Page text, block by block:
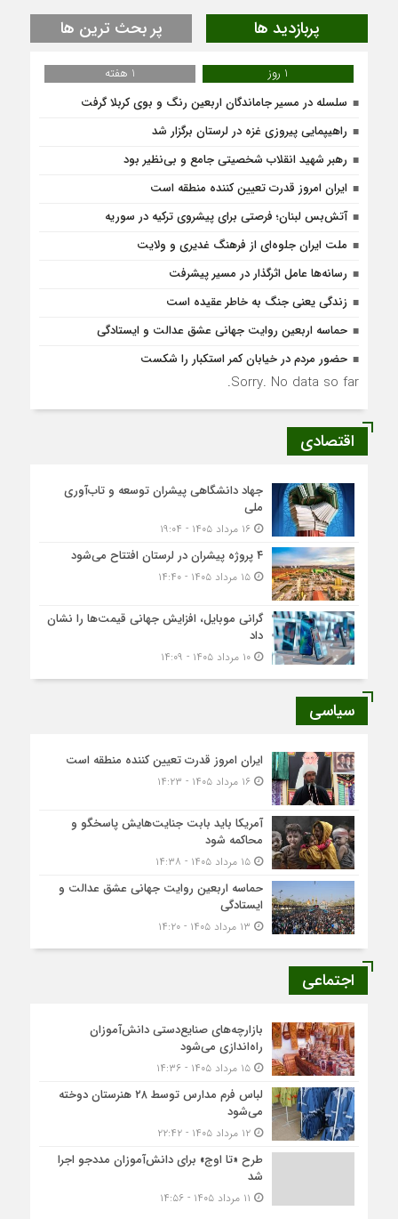
پربازدید ها پر بحث ترین ها
1 روز
1 هفته
سلسله در مسیر جاماندگان اربعین رنگ و بوی کربلا گرفت
راهیپمایی پیروزی غزه در لرستان برگزار شد
رهبر شهید انقلاب شخصیتی جامع و بی‌نظیر بود
ایران امروز قدرت تعیین کننده منطقه است
آتش‌بس لبنان؛ فرصتی برای پیشروی ترکیه در سوریه
ملت ایران جلوه‌ای از فرهنگ غدیری و ولایت
رسانه‌ها عامل اثرگذار در مسیر پیشرفت
زندگی یعنی جنگ به‌ خاطر عقیده است
حماسه اربعین روایت جهانی عشق عدالت و ایستادگی
حضور مردم در خیابان کمر استکبار را شکست
Sorry. No data so far.
اقتصادی
جهاد دانشگاهی پیشران توسعه و تاب‌آوری
ملی
۱۶ مرداد ۱۴۰۵ - ۱۹:۰۴
۴ پروژه پیشران در لرستان افتتاح می‌شود
۱۵ مرداد ۱۴۰۵ - ۱۴:۴۰
گرانی موبایل، افزایش جهانی قیمت‌ها را نشان
داد
۱۰ مرداد ۱۴۰۵ - ۱۴:۰۹
سیاسی
ایران امروز قدرت تعیین کننده منطقه است
۱۶ مرداد ۱۴۰۵ - ۱۴:۲۳
آمریکا باید بابت جنایت‌هایش پاسخگو و
محاکمه شود
۱۵ مرداد ۱۴۰۵ - ۱۴:۳۸
حماسه اربعین روایت جهانی عشق عدالت و
ایستادگی
اجتماعی
بازارچه‌های صنایع‌دستی دانش‌آموزان
راه‌اندازی می‌شود
۱۵ مرداد ۱۴۰۵ - ۱۴:۳۶
لباس فرم مدارس توسط ۲۸ هنرستان‌ دوخته
می‌شود
۱۲ مرداد ۱۴۰۵ - ۲۲:۴۲
طرح «تا اوج» برای دانش‌آموزان مددجو اجرا
شد